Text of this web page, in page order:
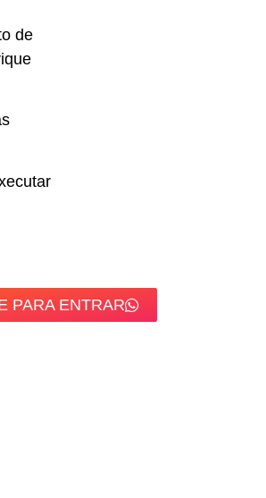
de
PARA ENTRAR